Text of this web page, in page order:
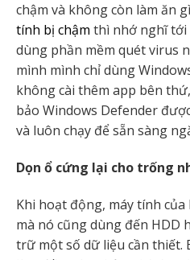
chậm và không còn làm ăn
tính bị chậm thì nhớ nghĩ tới
dùng phần mềm quét virus
mình mình chỉ dùng
không cài thêm app bên
bảo Windows Defender
và luôn chạy để sẵn sàng
Dọn ổ cứng lại cho trống
Khi hoạt động, máy tính của
mà nó cũng dùng đến HDD
trữ một số dữ liệu cần thiết.